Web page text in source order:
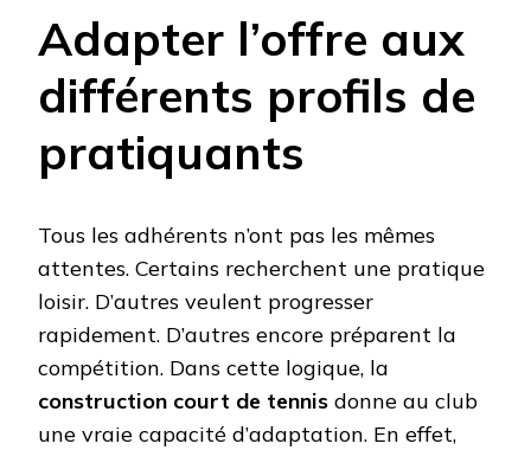
Adapter l’offre aux
différents profils de
pratiquants
Tous les adhérents n’ont pas les mêmes
attentes. Certains recherchent une pratique
loisir. D’autres veulent progresser
rapidement. D’autres encore préparent la
compétition. Dans cette logique, la
construction court de tennis donne au club
une vraie capacité d’adaptation. En effet,